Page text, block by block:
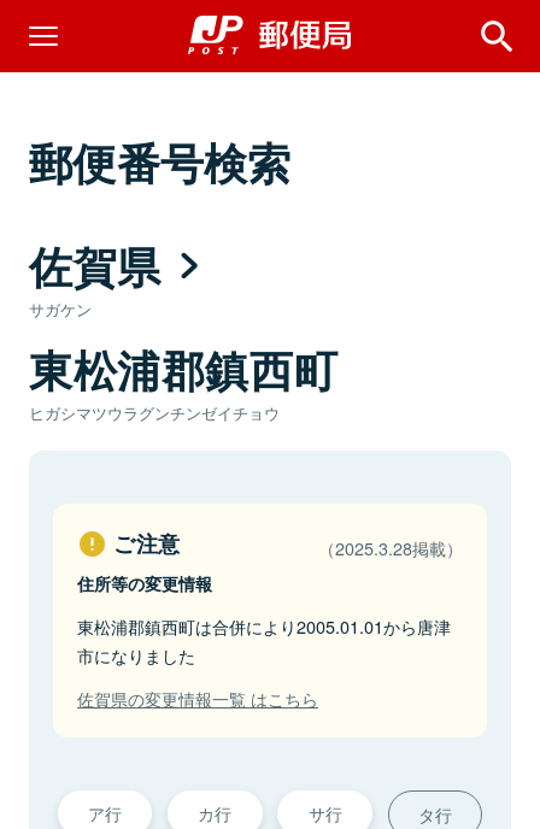
郵便番号検索
佐賀県
サガケン
東松浦郡鎮西町
ヒガシマツウラグンチンゼイチョウ
ご注意 （2025.3.28掲載）
住所等の変更情報
東松浦郡鎮西町は合併により2005.01.01から唐津
市になりました
佐賀県の変更情報一覧 はこちら
ア行 カ行 サ行 タ行